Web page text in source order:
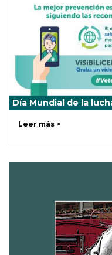
Día Mundial de la
Leer más >